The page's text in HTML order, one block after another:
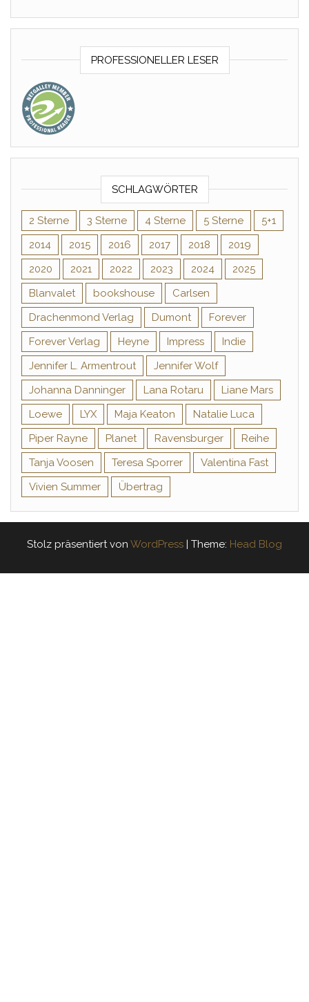
PROFESSIONELLER LESER
SCHLAGWÖRTER
2 Sterne 3 Sterne 4 Sterne 5 Sterne
5+1
2014
2015 2016 2017 2018
2019
2020
2021 2022 2023 2024
2025
Blanvalet
bookshouse
Carlsen
Drachenmond Verlag
Dumont
Forever
Forever Verlag
Heyne Impress
Indie
Jennifer L. Armentrout
Jennifer Wolf
Johanna Danninger
Lana Rotaru
Liane Mars
Loewe
LYX Maja Keaton
Natalie Luca
Piper Rayne
Planet Ravensburger
Reihe
Tanja Voosen
Teresa Sporrer
Valentina Fast
Vivien Summer
Übertrag
Stolz präsentiert von WordPress | Theme: Head Blog